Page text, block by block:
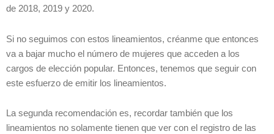
de 2018, 2019 y 2020.
Si no seguimos con estos lineamientos, créanme que entonces
va a bajar mucho el número de mujeres que acceden a los
cargos de elección popular. Entonces, tenemos que seguir con
este esfuerzo de emitir los lineamientos.
La segunda recomendación es, recordar también que los
lineamientos no solamente tienen que ver con el registro de las